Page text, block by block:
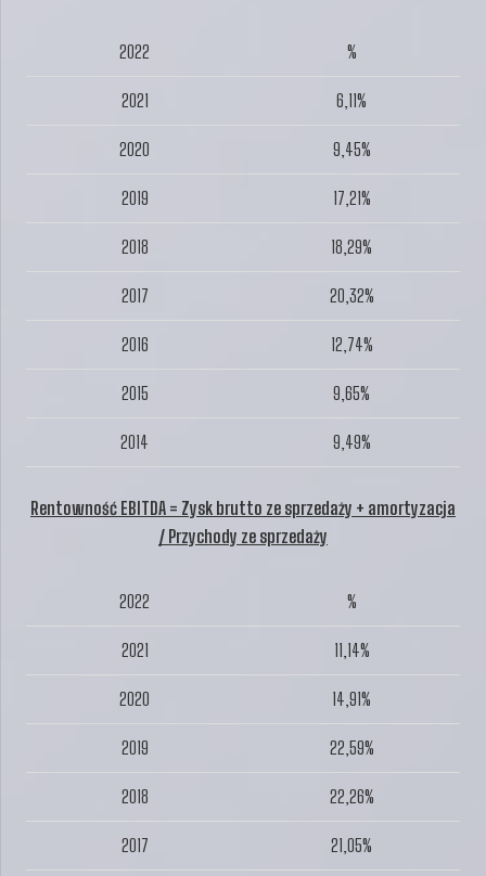
2022 %
2021 6,11%
2020 9,45%
2019 17,21%
2018 18,29%
2017 20,32%
2016 12,74%
2015 9,65%
2014 9,49%
Rentowność EBITDA = Zysk brutto ze sprzedaży + amortyzacja
/ Przychody ze sprzedaży
2022 %
2021 11,14%
2020 14,91%
2019 22,59%
2018 22,26%
2017 21,05%